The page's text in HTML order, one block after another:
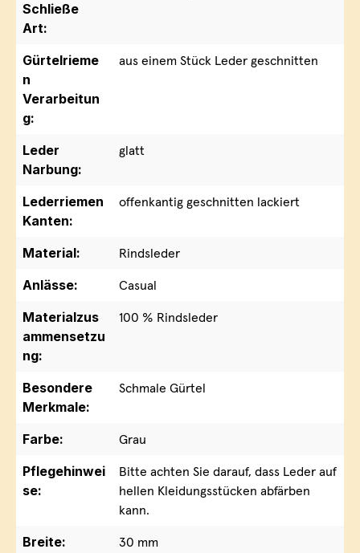
Schließe
Art:
Gürtelrieme
n
Verarbeitun
g:
aus einem Stück Leder geschnitten
Leder
Narbung:
glatt
Lederriemen
Kanten:
offenkantig geschnitten lackiert
Material:
Rindsleder
Anlässe:
Casual
Materialzus
ammensetzu
ng:
100 % Rindsleder
Besondere
Merkmale:
Schmale Gürtel
Farbe:
Grau
Pflegehinwei
se:
Bitte achten Sie darauf, dass Leder auf
hellen Kleidungsstücken abfärben
kann.
Breite:
30 mm